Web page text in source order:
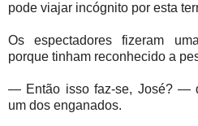
pode viajar incógnito por esta
Os espectadores fizeram
porque tinham reconhecido a
— Então isso faz-se, José? —
um dos enganados.